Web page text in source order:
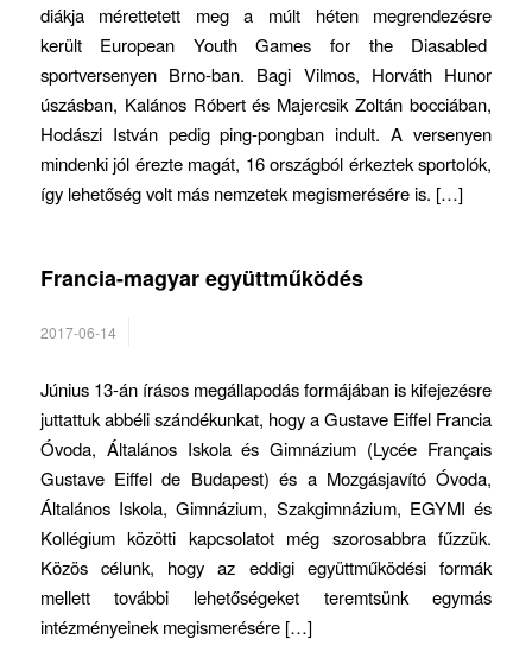
diákja mérettetett meg a múlt héten megrendezésre
került European Youth Games for the Diasabled
sportversenyen Brno-ban. Bagi Vilmos, Horváth Hunor
úszásban, Kalános Róbert és Majercsik Zoltán bocciában,
Hodászi István pedig ping-pongban indult. A versenyen
mindenki jól érezte magát, 16 országból érkeztek sportolók,
így lehetőség volt más nemzetek megismerésére is. […]
Francia-magyar együttműködés
2017-06-14
Június 13-án írásos megállapodás formájában is kifejezésre
juttattuk abbéli szándékunkat, hogy a Gustave Eiffel Francia
Óvoda, Általános Iskola és Gimnázium (Lycée Français
Gustave Eiffel de Budapest) és a Mozgásjavító Óvoda,
Általános Iskola, Gimnázium, Szakgimnázium, EGYMI és
Kollégium közötti kapcsolatot még szorosabbra fűzzük.
Közös célunk, hogy az eddigi együttműködési formák
mellett további lehetőségeket teremtsünk egymás
intézményeinek megismerésére […]